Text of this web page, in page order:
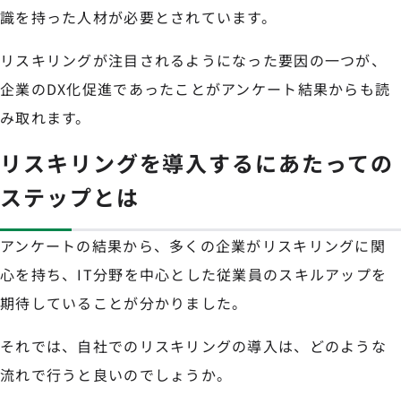
識を持った人材が必要とされています。
リスキリングが注目されるようになった要因の一つが、
企業のDX化促進であったことがアンケート結果からも読
み取れます。
リスキリングを導入するにあたっての
ステップとは
アンケートの結果から、多くの企業がリスキリングに関
心を持ち、IT分野を中心とした従業員のスキルアップを
期待していることが分かりました。
それでは、自社でのリスキリングの導入は、どのような
流れで行うと良いのでしょうか。